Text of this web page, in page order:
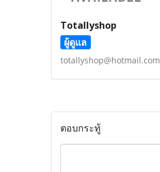
Totallyshop
ผู้ดูแล
totallyshop@hotmail.com
ตอบกระทู้